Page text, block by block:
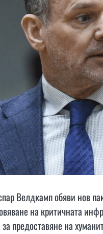
Велдкамп обяви нов
на критичната
предоставяне на